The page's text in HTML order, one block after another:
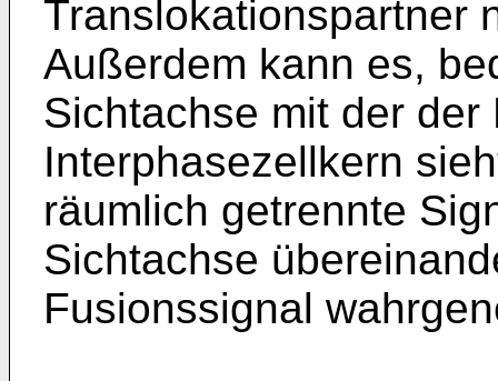
Translokationspartner
Außerdem kann es,
Sichtachse mit der
Interphasezellkern
räumlich getrennte
Sichtachse
Fusionssignal